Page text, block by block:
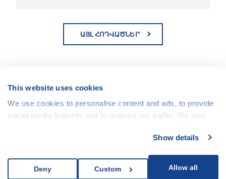
This website uses cookies
We use cookies to personalise content and ads, to provide
social media features and to analyse our traffic. We also
media, advertising and analytics partners who may
them or that they’ve collected from your use of their
Show details
Allow all
Custom
Deny
ԱՅԼ ՀՈԴՎԱԾՆԵՐ
Հետևեք մեզ սոցիալական